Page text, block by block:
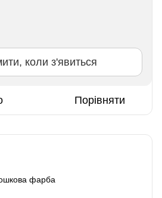
коли з'явиться
Порівняти
фарба